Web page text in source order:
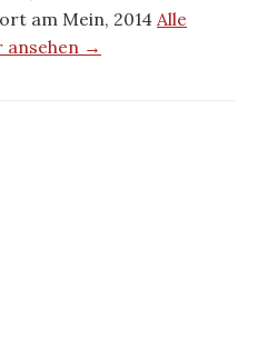
am Mein, 2014 Alle
ansehen →